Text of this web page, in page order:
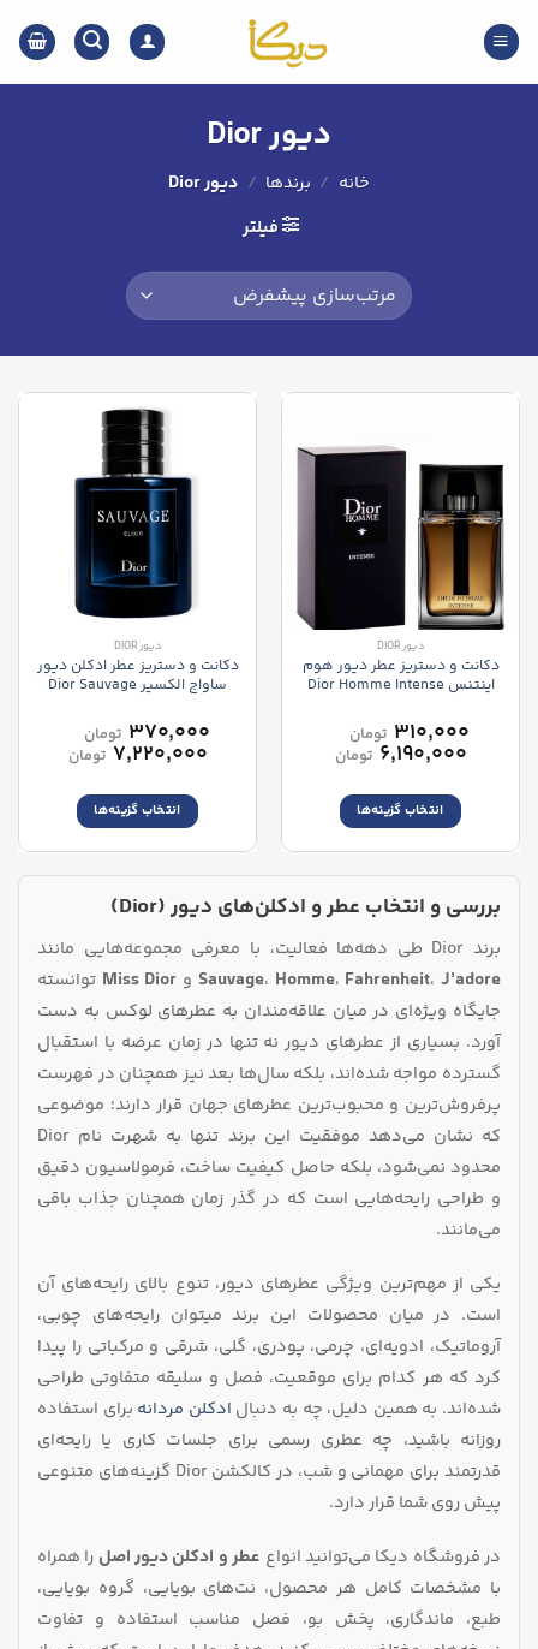
content
دیور Dior
خانه / برندها / دیور Dior
فیلتر
دیور DIOR
دکانت و دستریز عطر دیور هوم
اینتنس Dior Homme Intense
۳۱۰,۰۰۰ تومان
۶,۱۹۰,۰۰۰ تومان
۶,۱۹۰,۰۰۰ تومان
انتخاب گزینه‌ها
انواع
می
باشد.
ها
ممکن
است
صفحه
محصول
انتخاب
شوند
دیور DIOR
دکانت و دستریز عطر ادکلن دیور
ساواج الکسیر Dior Sauvage
۳۷۰,۰۰۰ تومان
۷,۲۲۰,۰۰۰ تومان
انتخاب گزینه‌ها
انواع
می
باشد.
گزینه
ها
ممکن
است
در
صفحه
محصول
انتخاب
شوند
بررسی و انتخاب عطر و ادکلن‌های دیور (Dior)
برند Dior طی دهه‌ها فعالیت، با معرفی مجموعه‌هایی مانند
Sauvage، Homme، Fahrenheit،J’adore و Miss Dior توانسته
جایگاه ویژه‌ای در میان علاقه‌مندان به عطرهای لوکس به دست
آورد. بسیاری از عطرهای دیور نه تنها در زمان عرضه با استقبال
گسترده مواجه شده‌اند، بلکه سال‌ها بعد نیز همچنان در فهرست
پرفروش‌ترین و محبوب‌ترین عطرهای جهان قرار دارند؛ موضوعی
که نشان می‌دهد موفقیت این برند تنها به شهرت نام Dior
محدود نمی‌شود، بلکه حاصل کیفیت ساخت، فرمولاسیون دقیق
و طراحی رایحه‌هایی است که در گذر زمان همچنان جذاب باقی
می‌مانند.
یکی از مهم‌ترین ویژگی‌ عطرهای دیور، تنوع بالای رایحه‌های آن
است. در میان محصولات این برند میتوان رایحه‌های چوبی،
آروماتیک، ادویه‌ای، چرمی، پودری، گلی، شرقی و مرکباتی را پیدا
کرد که هر کدام برای موقعیت، فصل و سلیقه متفاوتی طراحی
شده‌اند. به همین دلیل، چه به دنبال ادکلن مردانه برای استفاده
روزانه باشید، چه عطری رسمی برای جلسات کاری یا رایحه‌ای
قدرتمند برای مهمانی و شب، در کالکشن Dior گزینه‌های متنوعی
پیش روی شما قرار دارد.
در فروشگاه دیکا می‌توانید انواع عطر و ادکلن دیور اصل را همراه
با مشخصات کامل هر محصول، نت‌های بویایی، گروه بویایی،
طبع، ماندگاری، پخش بو، فصل مناسب استفاده و تفاوت